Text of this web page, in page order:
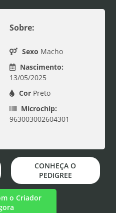
Sobre:
Sexo Macho
Nascimento:
13/05/2025
CorPreto
Microchip:
963003002604301
CONHEÇA O
PEDIGREE
o Criador